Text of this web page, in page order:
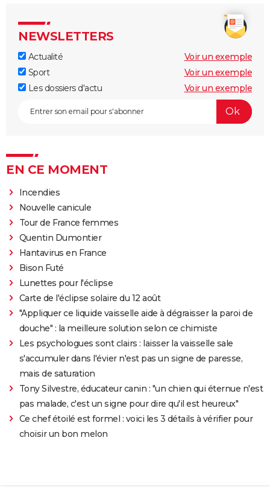
NEWSLETTERS
Actualité
Voir un exemple
Sport
Voir un exemple
Les dossiers d'actu
Voir un exemple
EN CE MOMENT
Incendies
Nouvelle canicule
Tour de France femmes
Quentin Dumontier
Hantavirus en France
Bison Futé
Lunettes pour l'éclipse
Carte de l'éclipse solaire du 12 août
"Appliquer ce liquide vaisselle aide à dégraisser la paroi de
douche" : la meilleure solution selon ce chimiste
Les psychologues sont clairs : laisser la vaisselle sale
s'accumuler dans l'évier n'est pas un signe de paresse,
mais de saturation
Tony Silvestre, éducateur canin : "un chien qui éternue n'est
pas malade, c'est un signe pour dire qu'il est heureux"
Ce chef étoilé est formel : voici les 3 détails à vérifier pour
choisir un bon melon